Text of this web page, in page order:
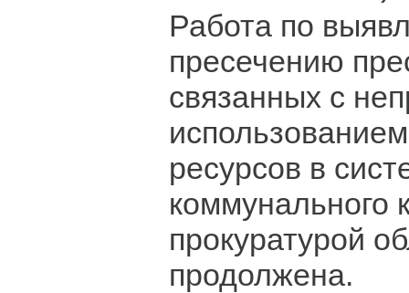
Работа по
пресечению
связанных с
ресурсов в
коммунального
прокуратурой
продолжена.